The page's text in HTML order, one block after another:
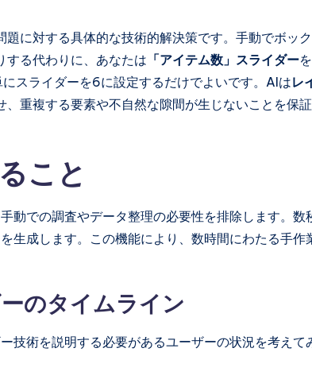
題に対する具体的な技術的解決策です。手動でボッ
する代わりに、あなたは 「アイテム数」スライダー
スライダーを6に設定するだけでよいです。AIはレ
、重複する要素や不自然な隙間が生じないことを保
こと
動での調査やデータ整理の必要性を排除します。数
生成します。この機能により、数時間にわたる手作
のタイムライン
技術を説明する必要があるユーザーの状況を考えて